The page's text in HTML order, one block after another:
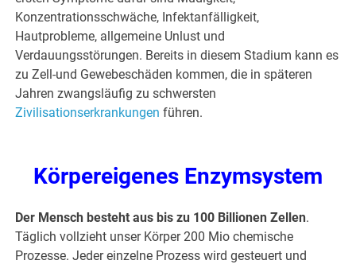
Konzentrationsschwäche, Infektanfälligkeit,
Hautprobleme, allgemeine Unlust und
Verdauungsstörungen. Bereits in diesem Stadium kann es
zu Zell-und Gewebeschäden kommen, die in späteren
Jahren zwangsläufig zu schwersten
Zivilisationserkrankungen führen.
Körpereigenes Enzymsystem
Der Mensch besteht aus bis zu 100 Billionen Zellen.
Täglich vollzieht unser Körper 200 Mio chemische
Prozesse. Jeder einzelne Prozess wird gesteuert und